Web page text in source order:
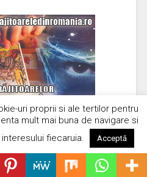
uri proprii si ale tertilor pentru
mult mai buna de navigare si
fiecaruia.
Acceptă
Citește mai mult